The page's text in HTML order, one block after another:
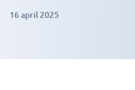
16 april 2025